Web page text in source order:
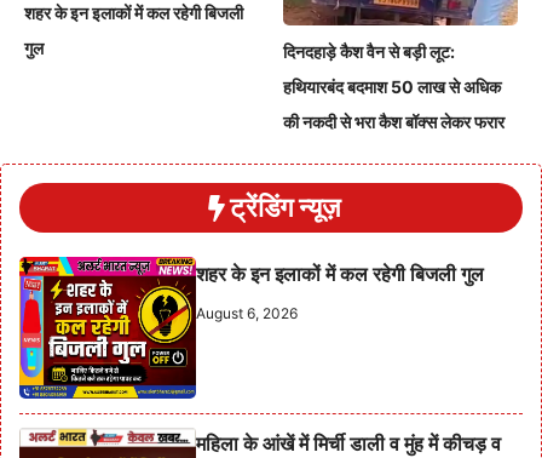
शहर के इन इलाकों में कल रहेगी बिजली
गुल
दिनदहाड़े कैश वैन से बड़ी लूट:
हथियारबंद बदमाश 50 लाख से अधिक
की नकदी से भरा कैश बॉक्स लेकर फरार
ट्रेंडिंग न्यूज़
शहर के इन इलाकों में कल रहेगी बिजली गुल
August 6, 2026
महिला के आंखें में मिर्ची डाली व मुंह में कीचड़ व